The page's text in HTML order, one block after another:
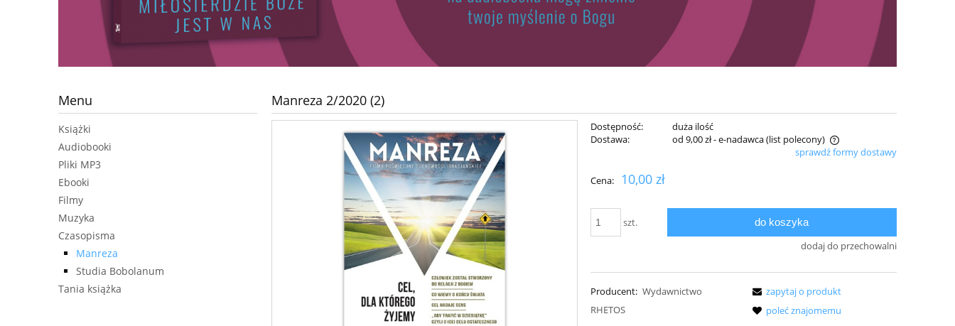
Menu
Książki
Audiobooki
Pliki MP3
Ebooki
Filmy
Muzyka
Czasopisma
Manreza
Studia Bobolanum
Tania książka
Manreza 2/2020 (2)
Dostępność:
duża ilość
Dostawa:
od 9,00 zł- e-nadawca (list polecony)
płatności
sprawdź formy dostawy
Cena: 10,00 zł
szt. do koszyka
dodaj do przechowalni
Producent: Wydawnictwo
RHETOS
zapytaj o produkt
poleć znajomemu